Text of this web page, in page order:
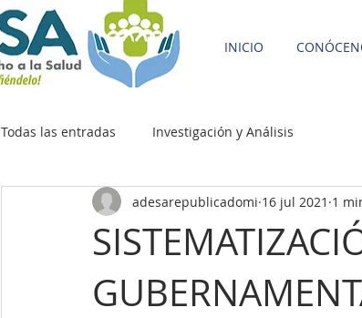
INICIO
Todas las entradas Investigación y Análisis
adesarepublicadomi 16 jul 2021 1